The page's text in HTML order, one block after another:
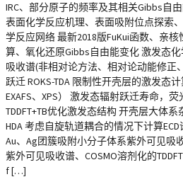
IRC、部分原子的频率及其相关Gibbs自
表面化学反应机理、表面吸附位点探索
学反应网络 最新2018版FuKui函数、亲
算、氧化还原Gibbs自由能变化 激发态
吸收谱(非相对论方法、相对论动能修正
跃迁 ROKS-TDA 限制性开壳层的激发态计
EXAFS、XPS） 激发态辐射跃迁寿命，
TDDFT+TB优化激发态结构 开壳层大体
HDA 考虑自旋轨道耦合的情况下计算ECD
Au、Ag团簇吸附小分子体系紫外可见吸
紫外可见吸收谱、COSMO溶剂化的
f […]